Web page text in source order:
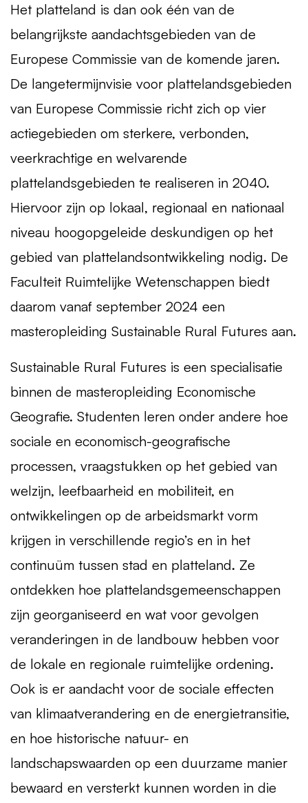
Het platteland is dan ook één van de
belangrijkste aandachtsgebieden van de
Europese Commissie van de komende jaren.
De langetermijnvisie voor plattelandsgebieden
van Europese Commissie richt zich op vier
actiegebieden om sterkere, verbonden,
veerkrachtige en welvarende
plattelandsgebieden te realiseren in 2040.
Hiervoor zijn op lokaal, regionaal en nationaal
niveau hoogopgeleide deskundigen op het
gebied van plattelandsontwikkeling nodig. De
Faculteit Ruimtelijke Wetenschappen biedt
daarom vanaf september 2024 een
masteropleiding Sustainable Rural Futures aan.
Sustainable Rural Futures is een specialisatie
binnen de masteropleiding Economische
Geografie. Studenten leren onder andere hoe
sociale en economisch-geografische
processen, vraagstukken op het gebied van
welzijn, leefbaarheid en mobiliteit, en
ontwikkelingen op de arbeidsmarkt vorm
krijgen in verschillende regio’s en in het
continuüm tussen stad en platteland. Ze
ontdekken hoe plattelandsgemeenschappen
zijn georganiseerd en wat voor gevolgen
veranderingen in de landbouw hebben voor
de lokale en regionale ruimtelijke ordening.
Ook is er aandacht voor de sociale effecten
van klimaatverandering en de energietransitie,
en hoe historische natuur- en
landschapswaarden op een duurzame manier
bewaard en versterkt kunnen worden in die